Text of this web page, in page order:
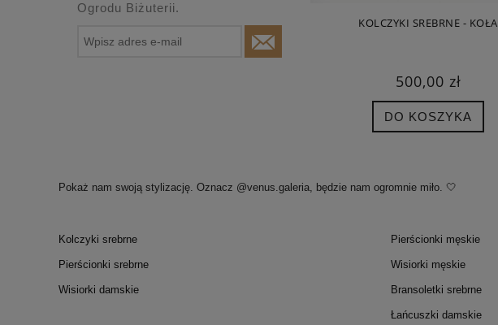
Ogrodu Biżuterii.
KOLCZYKI SREBRNE - KOŁA
500,00 zł
DO KOSZYKA
Pokaż nam swoją stylizację. Oznacz @venus.galeria, będzie nam ogromnie miło. 🤍
Kolczyki srebrne
Pierścionki srebrne
Wisiorki damskie
Pierścionki męskie
Wisiorki męskie
Bransoletki srebrne
Łańcuszki damskie